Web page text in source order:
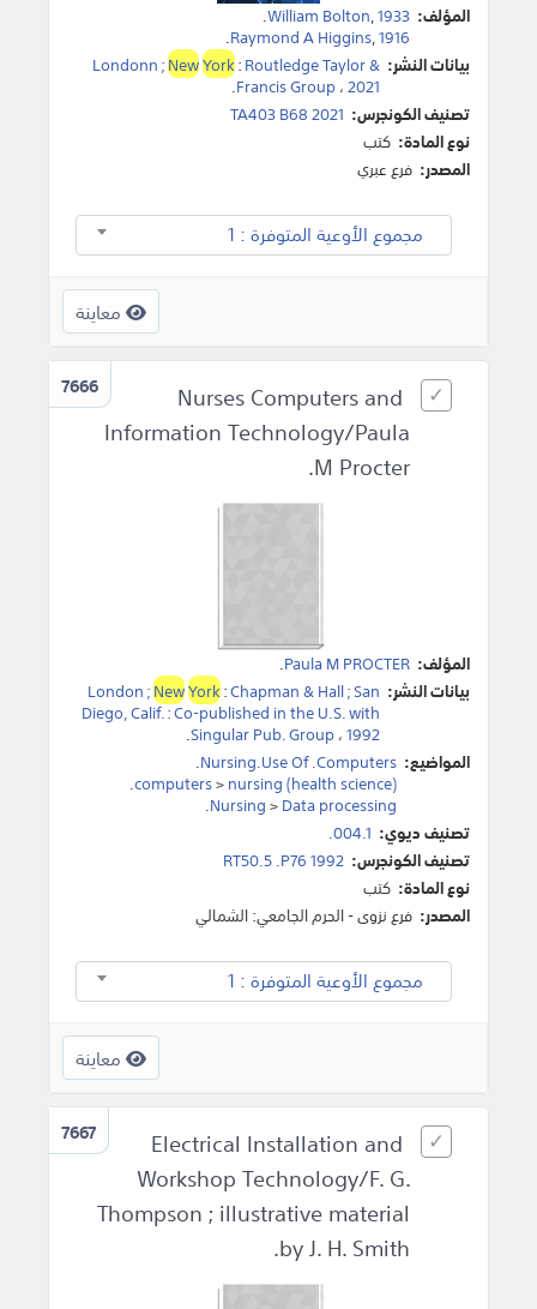
المؤلف: William Bolton,1933
.
Raymond A Higgins,1916
.
بيانات النشر:
Londonn ;NewYork:Routledge Taylor &
Francis Group،2021
.
تصنيف الكونجرس: TA403 B68 2021
نوع المادة: كتب
المصدر: فرع عبري
مجموع الأوعية المتوفرة : 1
معاينة
7666
Nurses Computers and
Information Technology/Paula
M Procter.
المؤلف: Paula M PROCTER
.
بيانات النشر:
London ;NewYork:Chapman & Hall ; San
Diego, Calif. : Co-published in the U.S. with
Singular Pub. Group،1992
.
المواضيع: Nursing.Use Of .Computers
.
computers>nursing (health science)
.
Nursing>Data processing
.
تصنيف ديوي: 004.1.
تصنيف الكونجرس: RT50.5 .P76 1992
نوع المادة: كتب
المصدر: فرع نزوى - الحرم الجامعي: الشمالي
مجموع الأوعية المتوفرة : 1
معاينة
7667
Electrical Installation and
Workshop Technology/F. G.
Thompson ; illustrative material
by J. H. Smith.